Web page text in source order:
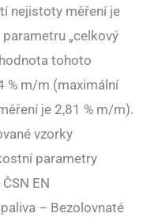
nejistoty měření je
„celkový
tohoto
% m/m (maximální
je 2,81 % m/m).
vzorky
parametry
EN
– Bezolovnaté